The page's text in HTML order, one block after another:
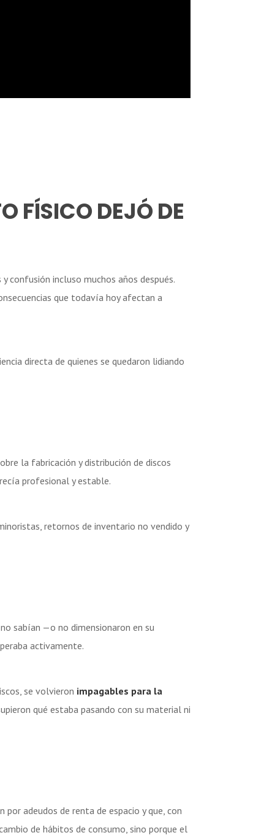
FÍSICO DEJÓ DE
confusión incluso muchos años después.
que todavía hoy afectan a
directa de quienes se quedaron lidiando
la fabricación y distribución de discos
profesional y estable.
retornos de inventario no vendido y
sabían —o no dimensionaron en su
activamente.
se volvieron impagables para la
qué estaba pasando con su material ni
adeudos de renta de espacio y que, con
de hábitos de consumo, sino porque el